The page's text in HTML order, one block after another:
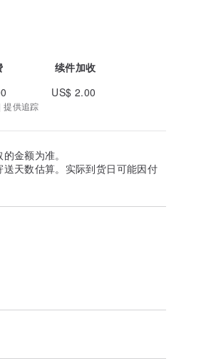
续件加收
US$ 2.00
提供追踪
金额为准。
天数估算。实际到货日可能因付